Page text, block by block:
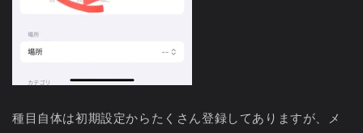
種目自体は初期設定からたくさん登録してありますが、メ